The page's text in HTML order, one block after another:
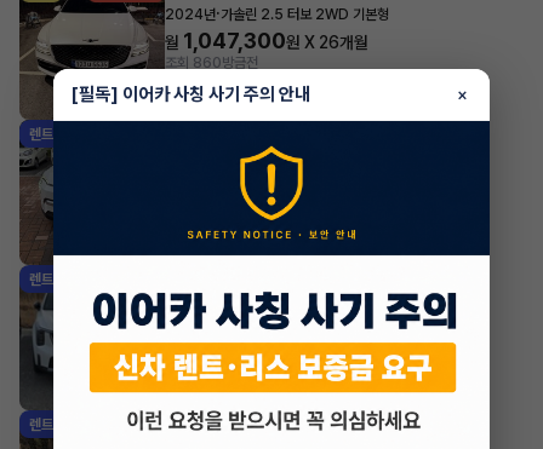
2024년·가솔린 2.5 터보 2WD 기본형
월 1,047,300원 X 26개월
조회 860방금전
렌트
롱 레인지 에어
579,920원 X
1,000,000원
조회 7,224방금전
렌트
2025년 2.2 디젤 4WD 5인승 시그니처 그래비티
월 744,700원 X42개월
지원금1,000,000원
조회 1,164 방금전
렌트 현대 투싼
[필독] 이어카 사칭 사기 주의 안내 ×